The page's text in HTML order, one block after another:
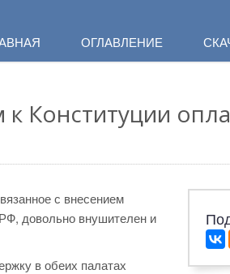
ОГЛАВЛЕНИЕ
к Конституции
с внесением
довольно внушителен и
в обеих палатах